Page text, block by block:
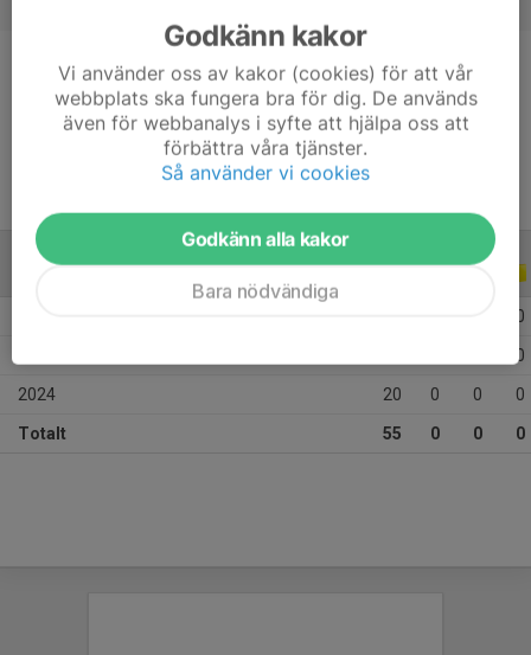
Position
-
12 år
0
0
2024 20 0 0 0
Totalt 55 0 0 0
Godkänn kakor
Vi använder oss av kakor (cookies) för att vår
webbplats ska fungera bra för dig. De används
även för webbanalys i syfte att hjälpa oss att
förbättra våra tjänster.
Så använder vi cookies
Godkänn alla kakor
Bara nödvändiga